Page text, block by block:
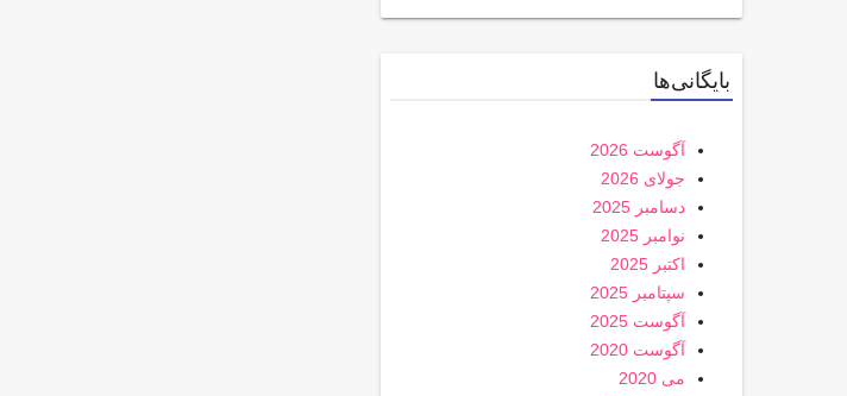
بایگانی‌ها
آگوست 2026
جولای 2026
دسامبر 2025
نوامبر 2025
اکتبر 2025
سپتامبر 2025
آگوست 2025
آگوست 2020
می 2020